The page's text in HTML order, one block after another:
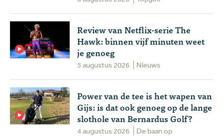
Review van Netflix-serie The
Hawk: binnen vijf minuten weet
je genoeg
5 augustus 2026 Nieuws
Power van de tee is het wapen van
Gijs: is dat ook genoeg op de lange
slothole van Bernardus Golf?
4 augustus 2026 De baan op